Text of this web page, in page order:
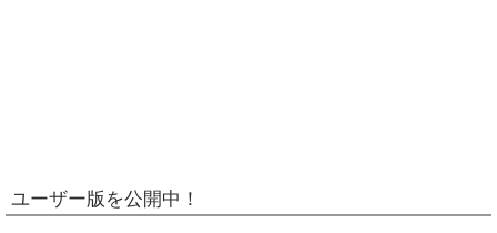
ユーザー版を公開中！